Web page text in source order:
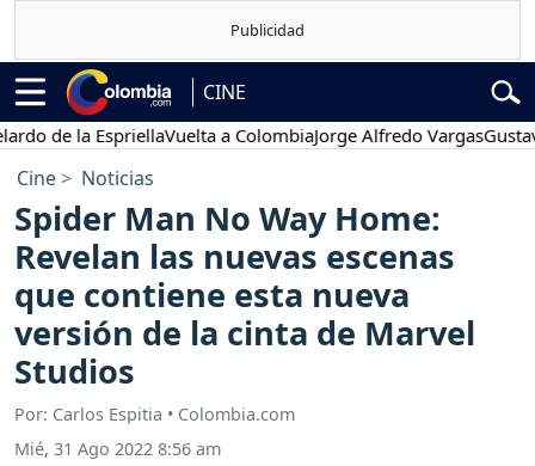
CINE
la EspriellaVuelta a ColombiaJorge Alfredo VargasGustavo
Cine Noticias
Spider Man No Way Home:
Revelan las nuevas escenas
que contiene esta nueva
versión de la cinta de Marvel
Studios
Por: Carlos Espitia • Colombia.com
Mié, 31 Ago 2022 8:56 am